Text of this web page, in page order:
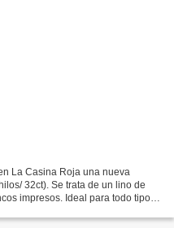
La Casina Roja una nueva
32ct). Se trata de un lino de
impresos. Ideal para todo tipo